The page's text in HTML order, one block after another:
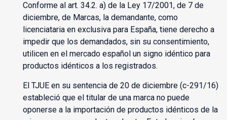
Conforme al art. 34.2. a) de la Ley 17/2001, de 7 de
diciembre, de Marcas, la demandante, como
licenciataria en exclusiva para España, tiene derecho a
impedir que los demandados, sin su consentimiento,
utilicen en el mercado español un signo idéntico para
productos idénticos a los registrados.
El TJUE en su sentencia de 20 de diciembre (c-291/16)
estableció que el titular de una marca no puede
oponerse a la importación de productos idénticos de la